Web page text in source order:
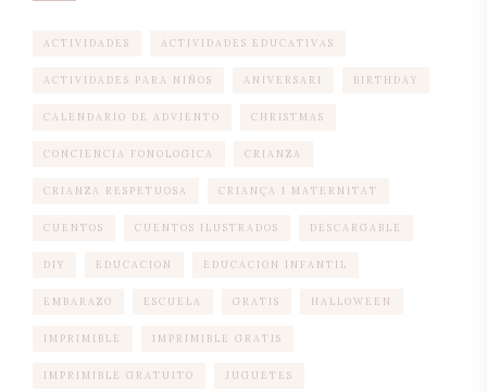
ACTIVIDADES ACTIVIDADES EDUCATIVAS
ACTIVIDADES PARA NIÑOS ANIVERSARI BIRTHDAY
CALENDARIO DE ADVIENTO CHRISTMAS
CONCIENCIA FONOLOGICA CRIANZA
CRIANZA RESPETUOSA CRIANÇA I MATERNITAT
CUENTOS CUENTOS ILUSTRADOS DESCARGABLE
DIY EDUCACION EDUCACION INFANTIL
EMBARAZO ESCUELA GRATIS HALLOWEEN
IMPRIMIBLE IMPRIMIBLE GRATIS
IMPRIMIBLE GRATUITO JUGUETES